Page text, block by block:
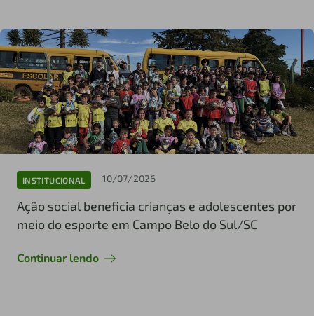
INSTITUCIONAL 10/07/2026
Ação social beneficia crianças e adolescentes por
meio do esporte em Campo Belo do Sul/SC
Continuar lendo